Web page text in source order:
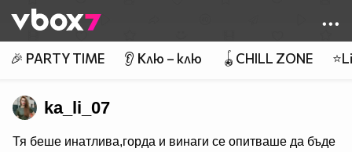
👾
🎉 PARTY TIME 👂 Клю – клю 🪀CHILL ZONE
ka_li_07
Тя беше инатлива,горда и винаги се опитваше да бъде